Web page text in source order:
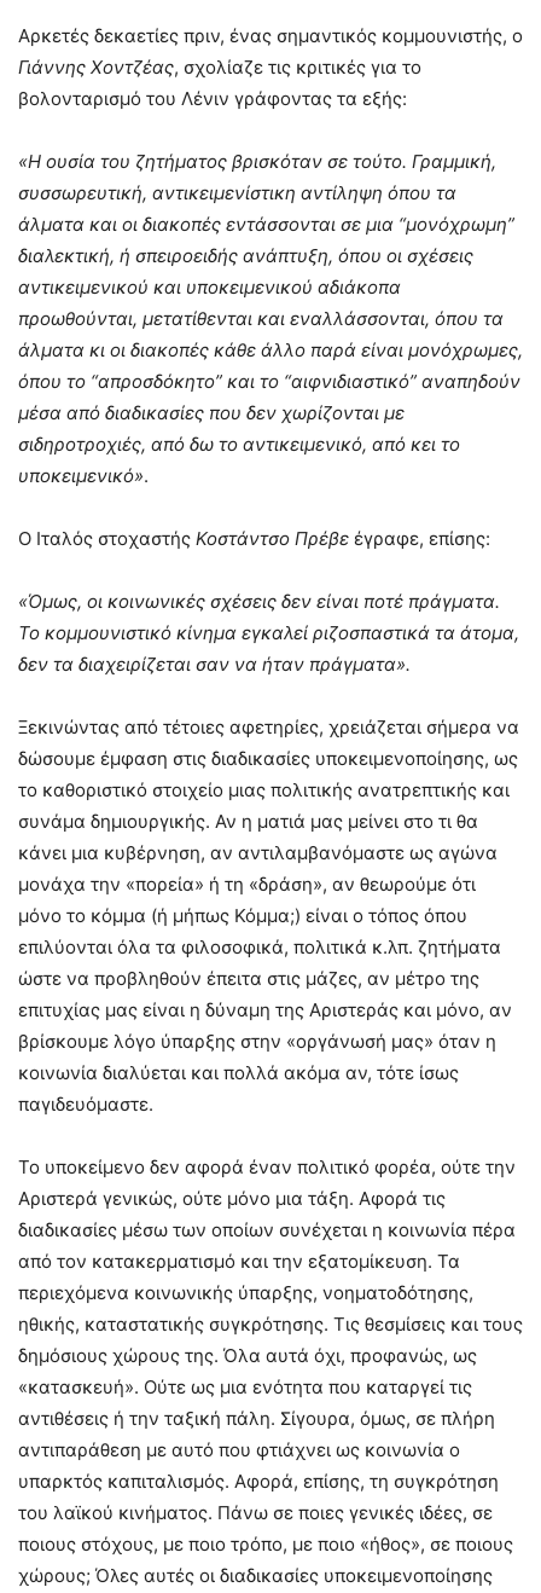
Αρκετές δεκαετίες πριν, ένας σημαντικός κομμουνιστής, ο
Γιάννης Χοντζέας, σχολίαζε τις κριτικές για το
βολονταρισμό του Λένιν γράφοντας τα εξής:
«Η ουσία του ζητήματος βρισκόταν σε τούτο. Γραμμική,
συσσωρευτική, αντικειμενίστικη αντίληψη όπου τα
άλματα και οι διακοπές εντάσσονται σε μια “μονόχρωμη”
διαλεκτική, ή σπειροειδής ανάπτυξη, όπου οι σχέσεις
αντικειμενικού και υποκειμενικού αδιάκοπα
προωθούνται, μετατίθενται και εναλλάσσονται, όπου τα
άλματα κι οι διακοπές κάθε άλλο παρά είναι μονόχρωμες,
όπου το “απροσδόκητο” και το “αιφνιδιαστικό” αναπηδούν
μέσα από διαδικασίες που δεν χωρίζονται με
σιδηροτροχιές, από δω το αντικειμενικό, από κει το
υποκειμενικό».
Ο Ιταλός στοχαστής Κοστάντσο Πρέβε έγραφε, επίσης:
«Όμως, οι κοινωνικές σχέσεις δεν είναι ποτέ πράγματα.
Το κομμουνιστικό κίνημα εγκαλεί ριζοσπαστικά τα άτομα,
δεν τα διαχειρίζεται σαν να ήταν πράγματα».
Ξεκινώντας από τέτοιες αφετηρίες, χρειάζεται σήμερα να
δώσουμε έμφαση στις διαδικασίες υποκειμενοποίησης, ως
το καθοριστικό στοιχείο μιας πολιτικής ανατρεπτικής και
συνάμα δημιουργικής. Αν η ματιά μας μείνει στο τι θα
κάνει μια κυβέρνηση, αν αντιλαμβανόμαστε ως αγώνα
μονάχα την «πορεία» ή τη «δράση», αν θεωρούμε ότι
μόνο το κόμμα (ή μήπως Κόμμα;) είναι ο τόπος όπου
επιλύονται όλα τα φιλοσοφικά, πολιτικά κ.λπ. ζητήματα
ώστε να προβληθούν έπειτα στις μάζες, αν μέτρο της
επιτυχίας μας είναι η δύναμη της Αριστεράς και μόνο, αν
βρίσκουμε λόγο ύπαρξης στην «οργάνωσή μας» όταν η
κοινωνία διαλύεται και πολλά ακόμα αν, τότε ίσως
παγιδευόμαστε.
Το υποκείμενο δεν αφορά έναν πολιτικό φορέα, ούτε την
Αριστερά γενικώς, ούτε μόνο μια τάξη. Αφορά τις
διαδικασίες μέσω των οποίων συνέχεται η κοινωνία πέρα
από τον κατακερματισμό και την εξατομίκευση. Τα
περιεχόμενα κοινωνικής ύπαρξης, νοηματοδότησης,
ηθικής, καταστατικής συγκρότησης. Τις θεσμίσεις και τους
δημόσιους χώρους της. Όλα αυτά όχι, προφανώς, ως
«κατασκευή». Ούτε ως μια ενότητα που καταργεί τις
αντιθέσεις ή την ταξική πάλη. Σίγουρα, όμως, σε πλήρη
αντιπαράθεση με αυτό που φτιάχνει ως κοινωνία ο
υπαρκτός καπιταλισμός. Αφορά, επίσης, τη συγκρότηση
του λαϊκού κινήματος. Πάνω σε ποιες γενικές ιδέες, σε
ποιους στόχους, με ποιο τρόπο, με ποιο «ήθος», σε ποιους
χώρους; Όλες αυτές οι διαδικασίες υποκειμενοποίησης